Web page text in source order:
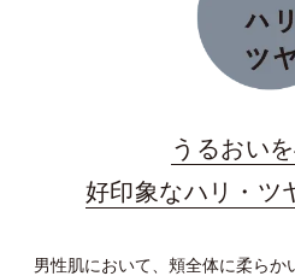
うるおいを
好印象なハリ・ツ
男性肌において、頬全体に柔ら